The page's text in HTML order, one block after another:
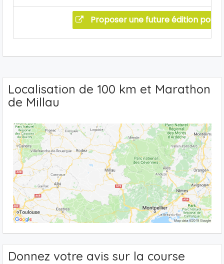
Proposer une future édition pour
Localisation de 100 km et Marathon
de Millau
Donnez votre avis sur la course